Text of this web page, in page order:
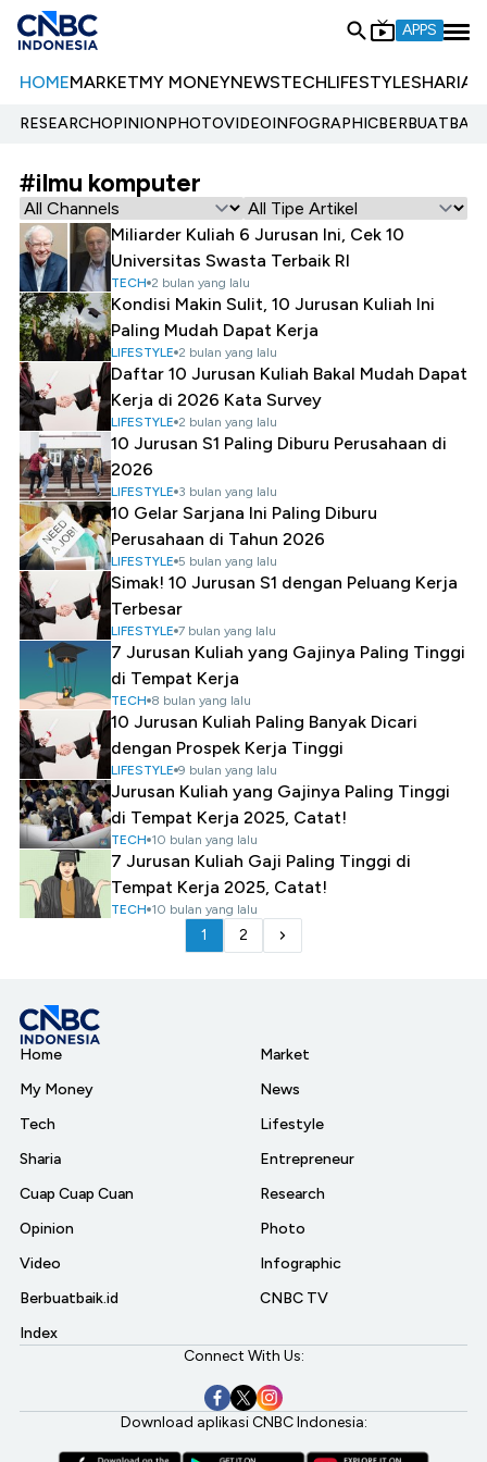
APPS
HOMEMARKETMY MONEYNEWSTECHLIFESTYLESHARIA
RESEARCHOPINIONPHOTOVIDEOINFOGRAPHIC
#ilmu komputer
Miliarder Kuliah 6 Jurusan Ini, Cek 10
Universitas Swasta Terbaik RI
TECH 2 bulan yang lalu
Kondisi Makin Sulit, 10 Jurusan Kuliah Ini
Paling Mudah Dapat Kerja
LIFESTYLE 2 bulan yang lalu
Daftar 10 Jurusan Kuliah Bakal Mudah Dapat
Kerja di 2026 Kata Survey
LIFESTYLE 2 bulan yang lalu
10 Jurusan S1 Paling Diburu Perusahaan di
2026
LIFESTYLE 3 bulan yang lalu
10 Gelar Sarjana Ini Paling Diburu
Perusahaan di Tahun 2026
LIFESTYLE 5 bulan yang lalu
Simak! 10 Jurusan S1 dengan Peluang Kerja
Terbesar
LIFESTYLE 7 bulan yang lalu
7 Jurusan Kuliah yang Gajinya Paling Tinggi
di Tempat Kerja
TECH 8 bulan yang lalu
10 Jurusan Kuliah Paling Banyak Dicari
dengan Prospek Kerja Tinggi
LIFESTYLE 9 bulan yang lalu
Jurusan Kuliah yang Gajinya Paling Tinggi
di Tempat Kerja 2025, Catat!
TECH 10 bulan yang lalu
7 Jurusan Kuliah Gaji Paling Tinggi di
Tempat Kerja 2025, Catat!
TECH 10 bulan yang lalu
1 2
Home
My Money
Tech
Sharia
Cuap Cuap Cuan
Opinion
Video
Berbuatbaik.id
Index
Market
News
Lifestyle
Entrepreneur
Research
Photo
Infographic
CNBC TV
Connect With Us:
Download aplikasi CNBC Indonesia: